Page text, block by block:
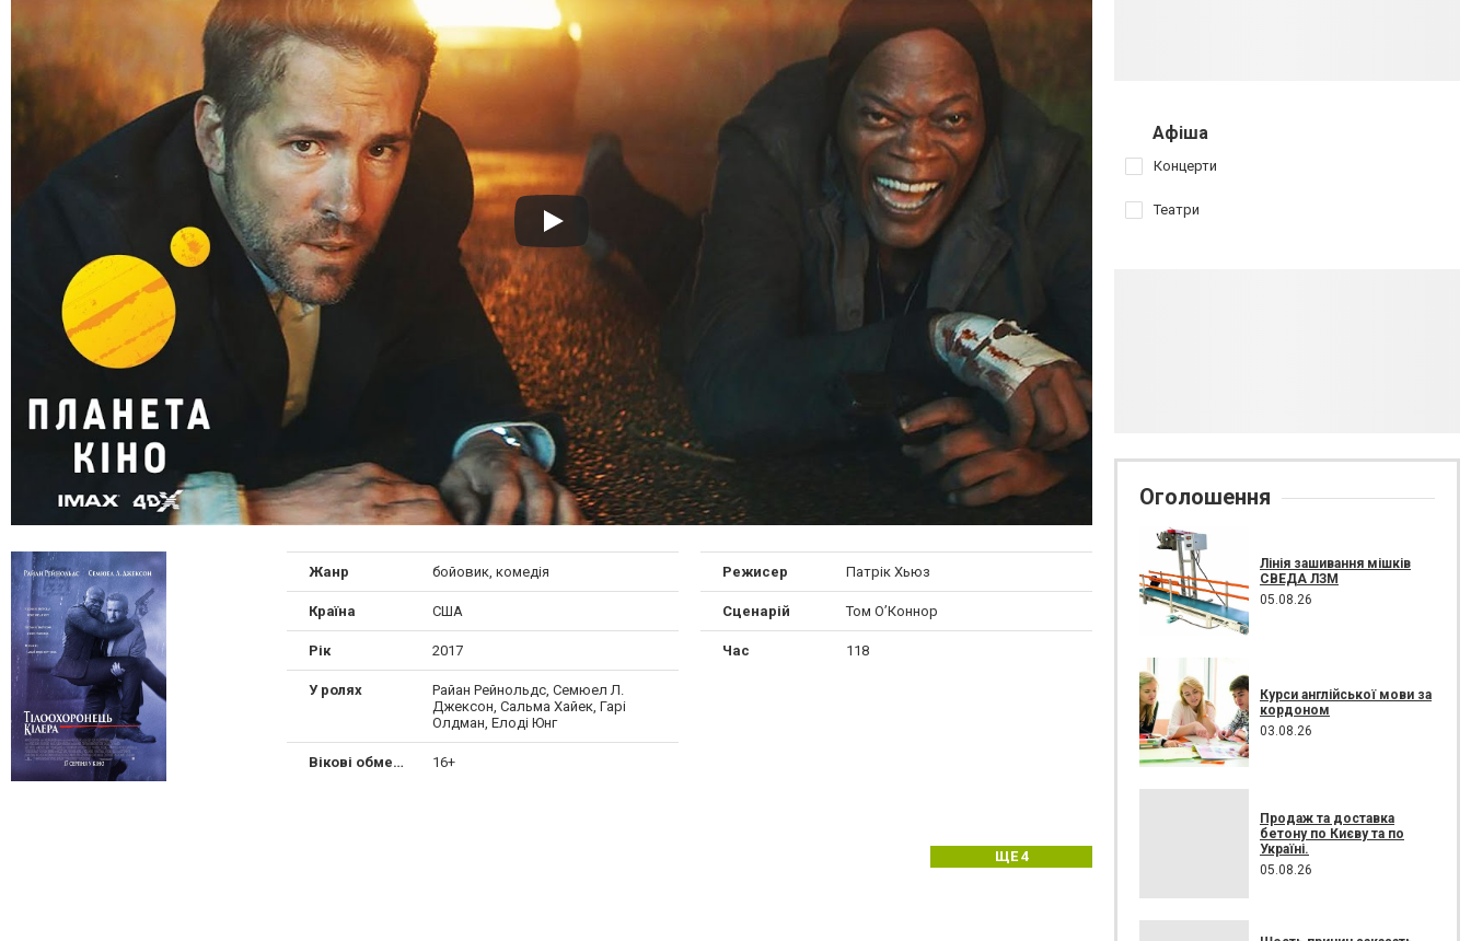
Жанр бойовик, комедія
Країна США
Рік 2017
У ролях
Райан Рейнольдс, Семюел Л.
Джексон, Сальма Хайек, Гарі
Олдман, Елоді Юнг
Режисер Патрік Хьюз
Сценарій Том О’Коннор
Час 118
Вікові обмеження 16+
ЩЕ 4
Афіша
Концерти
Театри
Оголошення
Лінія зашивання мішків
СВЕДА ЛЗМ
05.08.26
Курси англійської мови за
кордоном
03.08.26
Продаж та доставка
бетону по Києву та по
Україні.
05.08.26